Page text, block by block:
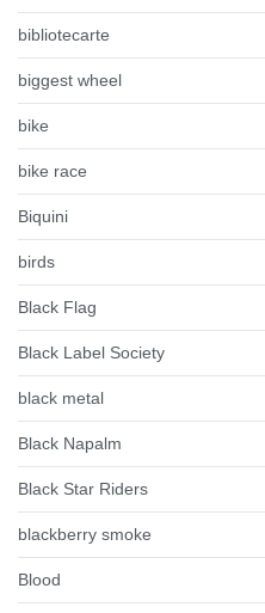
bibliotecarte
biggest wheel
bike
bike race
Biquini
birds
Black Flag
Black Label Society
black metal
Black Napalm
Black Star Riders
blackberry smoke
Blood